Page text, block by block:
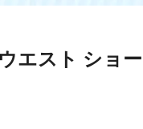
エスト ショ